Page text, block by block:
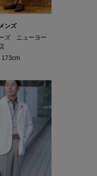
ンズ
ズ ニューヨー
173cm